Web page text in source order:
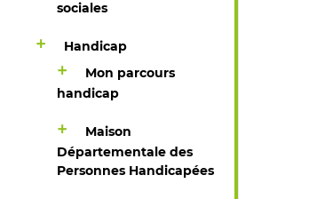
sociales
Handicap
Mon parcours
handicap
Maison
Départementale des
Personnes Handicapées